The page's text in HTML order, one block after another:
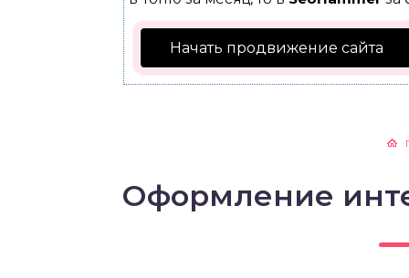
Начать продвижение сайта
Оформление